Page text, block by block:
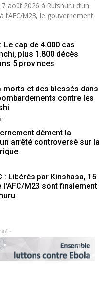
août 2026 à Rutshuru d’un
M23, le gouvernement
Le cap de 4.000 cas
plus 1.800 décès
5 provinces
morts et des blessés dans
contre les
dément la
arrêté controversé sur la
: Libérés par Kinshasa, 15
l'AFC/M23 sont finalement
-
Next